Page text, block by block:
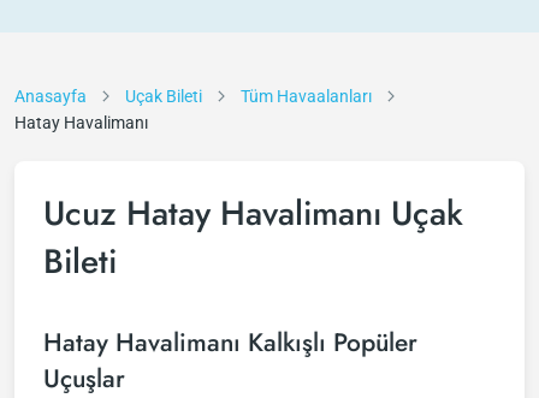
Anasayfa Uçak Bileti
Tüm Havaalanları
Hatay Havalimanı
Ucuz Hatay Havalimanı Uçak
Bileti
Hatay Havalimanı Kalkışlı Popüler
Uçuşlar